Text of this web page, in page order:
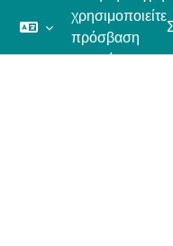
χρησιμοποιείτε
πρόσβαση
επισκέπτη